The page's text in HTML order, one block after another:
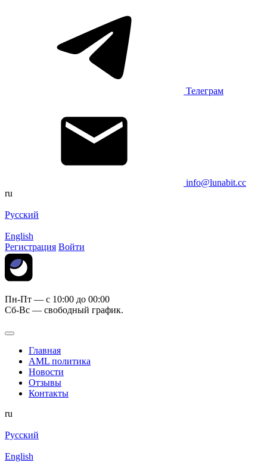
Телеграм
info@lunabit.cc
ru
Русский
English
Регистрация Войти
Пн-Пт — c 10:00 до 00:00
Сб-Вс — свободный график.
Главная
AML политика
Новости
Отзывы
Контакты
ru
Русский
English